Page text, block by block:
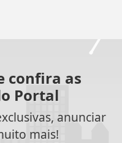
confira as
Portal
anunciar
mais!